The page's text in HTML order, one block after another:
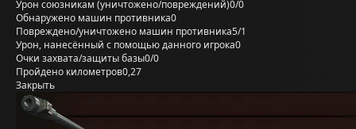
Урон союзникам (уничтожено/повреждений)0/0
Обнаружено машин противника0
Повреждено/уничтожено машин противника5/1
Урон, нанесённый с помощью данного игрока0
Очки захвата/защиты базы0/0
Пройдено километров0,27
Закрыть